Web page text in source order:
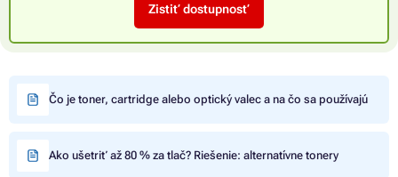
Zistiť dostupnosť
Čo je toner, cartridge alebo optický valec a na čo sa používajú
Ako ušetriť až 80 % za tlač? Riešenie: alternatívne tonery